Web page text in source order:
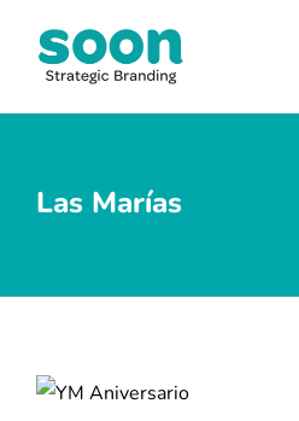
content
Las Marías
View